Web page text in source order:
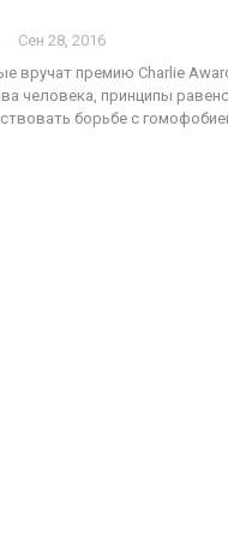
Сен 28, 2016
вручат премию Charlie
человека, принципы
борьбе с